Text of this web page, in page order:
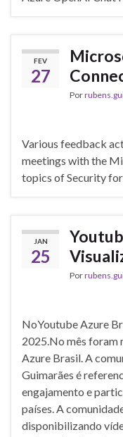
FEV
27
Por
Various feedback
meetings with the
topics of Security for
JAN
25
Por
NoYoutube Azure
2025.No mês foram
Azure Brasil. A
Guimarães é
engajamento e
países. A
disponibilizando